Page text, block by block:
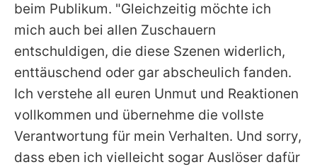
beim Publikum. "Gleichzeitig möchte ich
mich auch bei allen Zuschauern
entschuldigen, die diese Szenen widerlich,
enttäuschend oder gar abscheulich fanden.
Ich verstehe all euren Unmut und Reaktionen
vollkommen und übernehme die vollste
Verantwortung für mein Verhalten. Und sorry,
dass eben ich vielleicht sogar Auslöser dafür